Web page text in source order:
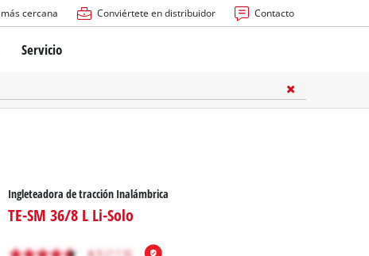
cercana Conviértete en distribuidor Contacto
batería
Servicio
Ingleteadora de tracción Inalámbrica
TE-SM 36/8 L Li-Solo